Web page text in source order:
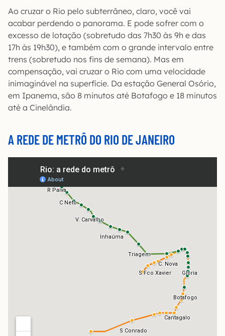
Ao cruzar o Rio pelo subterrâneo, claro, você vai
acabar perdendo o panorama. E pode sofrer com o
excesso de lotação (sobretudo das 7h30 às 9h e das
17h às 19h30), e também com o grande intervalo entre
trens (sobretudo nos fins de semana). Mas em
compensação, vai cruzar o Rio com uma velocidade
inimaginável na superfície. Da estação General Osório,
em Ipanema, são 8 minutos até Botafogo e 18 minutos
até a Cinelândia.
A REDE DE METRÔ DO RIO DE JANEIRO